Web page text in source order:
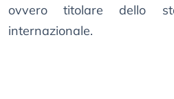
ovvero titolare dello
internazionale.